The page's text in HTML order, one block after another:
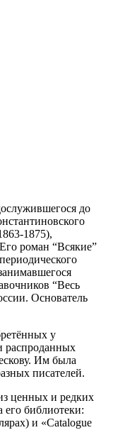
до
1875),
роман “Всякие”
“Весь
Основатель
у
распроданных
Им была
писателей.
ценных и редких
библиотеки:
и «Catalogue